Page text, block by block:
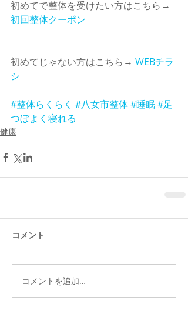
初めてで整体を受けたい方はこちら→
初回整体クーポン
初めてじゃない方はこちら→ WEBチラ
シ
#整体らくらく #八女市整体#睡眠#足
つぼよく寝れる
健康
コメント
コメントを追加…